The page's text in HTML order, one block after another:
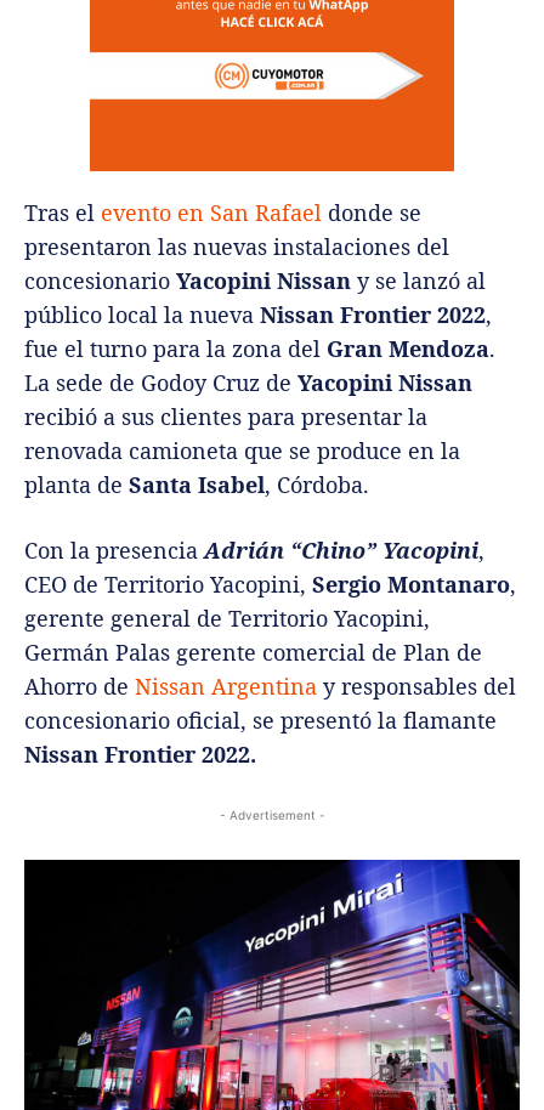
Tras el evento en San Rafael donde se
presentaron las nuevas instalaciones del
concesionario Yacopini Nissan y se lanzó al
público local la nueva Nissan Frontier 2022,
fue el turno para la zona del Gran Mendoza.
La sede de Godoy Cruz de Yacopini Nissan
recibió a sus clientes para presentar la
renovada camioneta que se produce en la
planta de Santa Isabel, Córdoba.
Con la presenciaAdrián “Chino” Yacopini,
CEO de Territorio Yacopini, Sergio Montanaro,
gerente general de Territorio Yacopini,
Germán Palas gerente comercial de Plan de
Ahorro de Nissan Argentina y responsables del
concesionario oficial, se presentó la flamante
Nissan Frontier 2022.
- Advertisement -